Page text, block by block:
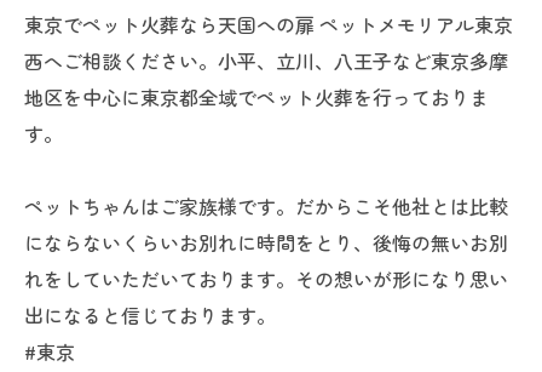
東京でペット火葬なら天国への扉 ペットメモリアル東京
西へご相談ください。小平、立川、八王子など東京多摩
地区を中心に東京都全域でペット火葬を行っておりま
す。
ペットちゃんはご家族様です。だからこそ他社とは比較
にならないくらいお別れに時間をとり、後悔の無いお別
れをしていただいております。その想いが形になり思い
出になると信じております。
#東京